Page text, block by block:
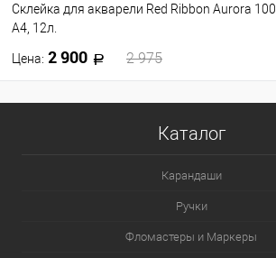
Склейка для акварели Red Ribbon Aurora
А4, 12л.
Цена: 2 900 2 975
Каталог
Карандаши
Ручки
Фломастеры и Маркеры